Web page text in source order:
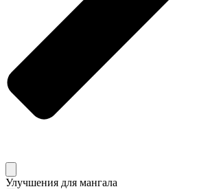
Улучшения для мангала